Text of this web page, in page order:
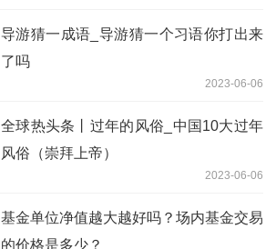
导游猜一成语_导游猜一个习语你打出来
了吗
2023-06-06
全球热头条丨过年的风俗_中国10大过年
风俗（崇拜上帝）
2023-06-06
基金单位净值越大越好吗？场内基金交易
的价格是多少？